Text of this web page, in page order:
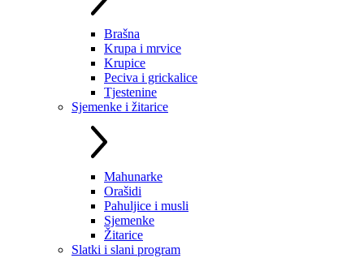
Brašna
Krupa i mrvice
Krupice
Peciva i grickalice
Tjestenine
Sjemenke i žitarice
Mahunarke
Orašidi
Pahuljice i musli
Sjemenke
Žitarice
Slatki i slani program